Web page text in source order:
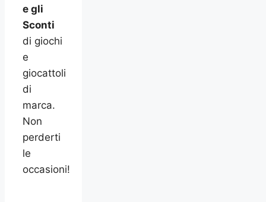
e gli
Sconti
di giochi
e
giocattoli
di
marca.
Non
perderti
le
occasioni!